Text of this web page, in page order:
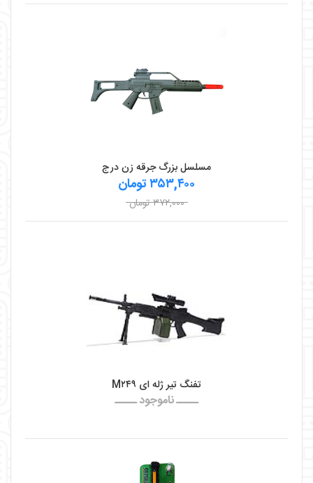
مسلسل بزرگ جرقه زن درج
۳۵۳,۴۰۰ تومان
۳۷۲,۰۰۰ تومان
تفنگ تیر ژله ای M۲۴۹
ـــــ ناموجود ـــــ